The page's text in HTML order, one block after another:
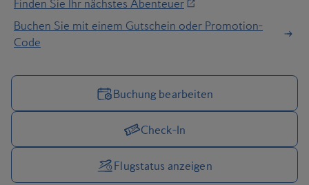
Finden Sie Ihr nächstes Abenteuer
Buchen Sie mit einem Gutschein oder Promotion-
Code
Reiseoptionen verwalten
Buchung bearbeiten
Check-In
Flugstatus anzeigen